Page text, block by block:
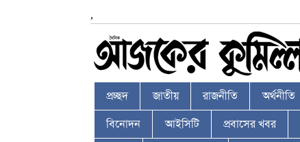
,
প্রচ্ছদ জাতীয় রাজনীতি অর্থনীতি
বিনোদন আইসিটি প্রবাসের খবর